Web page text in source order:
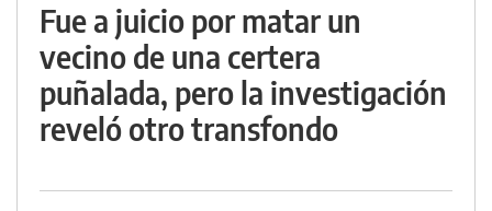
Fue a juicio por matar un
vecino de una certera
puñalada, pero la investigación
reveló otro transfondo